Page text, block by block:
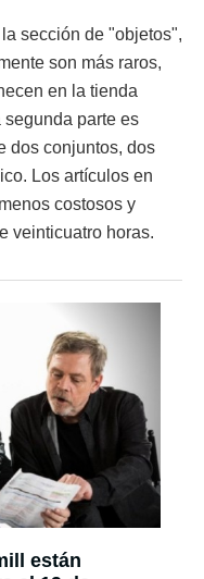
sección de "objetos",
son más raros,
en la tienda
segunda parte es
dos conjuntos, dos
Los artículos en
costosos y
veinticuatro horas.
están